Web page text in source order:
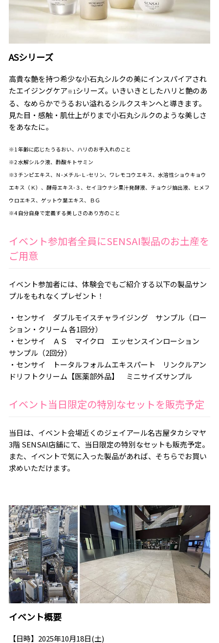
ASシリーズ
高貴な艶を持つ希少な小石丸シルクの美にインスパイアされ
たエイジングケア※1シリーズ。いきいきとしたハリと艶のあ
る、なめらかでうるおい溢れるシルクスキンへと導きます。
見た目・感触・肌仕上がりまで小石丸シルクのような美しさ
をあなたに。
※1 年齢に応じたうるおい、ハリのお手入れのこと
※2 水解シルク液、酢酸キトサミン
※3 チンピエキス、Ｎ-メチル-Ｌ-セリン、ワレモコウエキス、水溶性ショウキョウ
エキス（Ｋ）、酵母エキス-３、セイヨウナシ果汁発酵液、チョウジ抽出液、ヒメフ
ウロエキス、ゲットウ葉エキス、ＢＧ
※4 自分自身で定義する美しさのあり方のこと
イベント参加者全員にSENSAI製品のお土産を
ご用意
イベント参加者には、体験会でもご紹介する以下の製品サン
プルをもれなくプレゼント！
・センサイ ダブルモイスチャライジング サンプル（ロー
ション・クリーム 各1回分）
・センサイ ＡＳ マイクロ エッセンスインローション
サンプル（2回分）
・センサイ トータルフォルムエキスパート リンクルアン
ドリフトクリーム【医薬部外品】 ミニサイズサンプル
イベント当日限定の特別なセットを販売予定
当日は、イベント会場近くのジェイアール名古屋タカシマヤ
3階 SENSAI店舗にて、当日限定の特別なセットも販売予定。
また、イベントで気に入った製品があれば、そちらでお買い
求めいただけます。
イベント概要
【日時】2025年10月18日(土)